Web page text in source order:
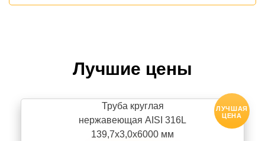
Лучшие цены
Труба круглая
нержавеющая AISI 316L
139,7х3,0х6000 мм
ЛУЧШАЯ
ЦЕНА